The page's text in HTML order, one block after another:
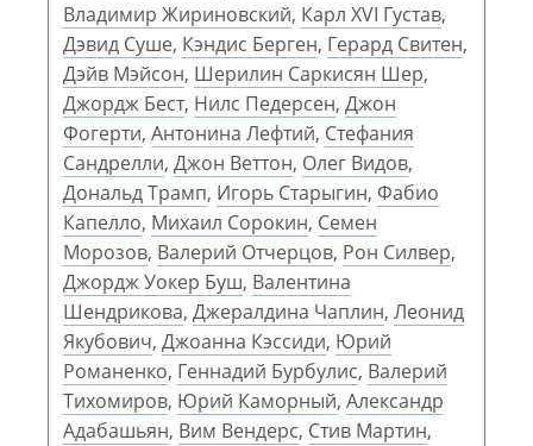
Владимир Жириновский, Карл XVI Густав,
Дэвид Суше, Кэндис Берген, Герард Свитен,
Дэйв Мэйсон, Шерилин Саркисян Шер,
Джордж Бест, Нилс Педерсен, Джон
Фогерти, Антонина Лефтий, Стефания
Сандрелли, Джон Веттон, Олег Видов,
Дональд Трамп, Игорь Старыгин, Фабио
Капелло, Михаил Сорокин, Семен
Морозов, Валерий Отчерцов, Рон Силвер,
Джордж Уокер Буш, Валентина
Шендрикова, Джералдина Чаплин, Леонид
Якубович, Джоанна Кэссиди, Юрий
Романенко, Геннадий Бурбулис, Валерий
Тихомиров, Юрий Каморный, Александр
Адабашьян, Вим Вендерс, Стив Мартин,